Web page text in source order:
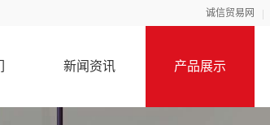
诚信贸易网
新闻资讯 产品展示